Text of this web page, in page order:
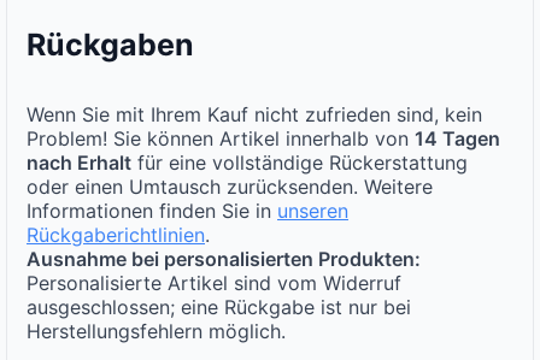
Rückgaben
Wenn Sie mit Ihrem Kauf nicht zufrieden sind, kein
Problem! Sie können Artikel innerhalb von 14 Tagen
nach Erhalt für eine vollständige Rückerstattung
oder einen Umtausch zurücksenden. Weitere
Informationen finden Sie in unseren
Rückgaberichtlinien.
Ausnahme bei personalisierten Produkten:
Personalisierte Artikel sind vom Widerruf
ausgeschlossen; eine Rückgabe ist nur bei
Herstellungsfehlern möglich.